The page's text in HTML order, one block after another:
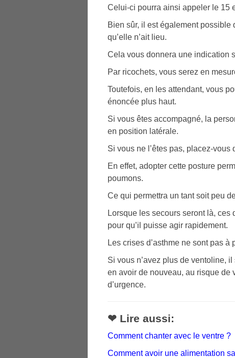
Celui-ci pourra ainsi appeler le 15
Bien sûr, il est également
qu’elle n’ait lieu.
Cela vous donnera une indication
Par ricochets, vous serez en
Toutefois, en les attendant, vous
énoncée plus haut.
Si vous êtes accompagné, la
en position latérale.
Si vous ne l’êtes pas, placez-vous
En effet, adopter cette posture
poumons.
Ce qui permettra un tant soit peu
Lorsque les secours seront là,
pour qu’il puisse agir rapidement.
Les crises d’asthme ne sont pas à
Si vous n’avez plus de ventoline,
en avoir de nouveau, au risque de
d’urgence.
❤ Lire aussi:
Comment chanter avec le ventre ?
Comment avoir une alimentation